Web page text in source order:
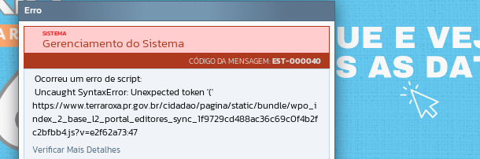
Erro
SISTEMA
Gerenciamento do Sistema
CÓDIGO DA MENSAGEM:EST-000040
Ocorreu um erro de script:
Uncaught SyntaxError: Unexpected token '('
https://www.terraroxa.pr.gov.br/cidadao/pagina/static/bundle/wpo_i
ndex_2_base_l2_portal_editores_sync_1f9729cd488ac36c69c0f4b2f
c2bfbb4.js?v=e2f62a73:47
Verificar Mais Detalhes